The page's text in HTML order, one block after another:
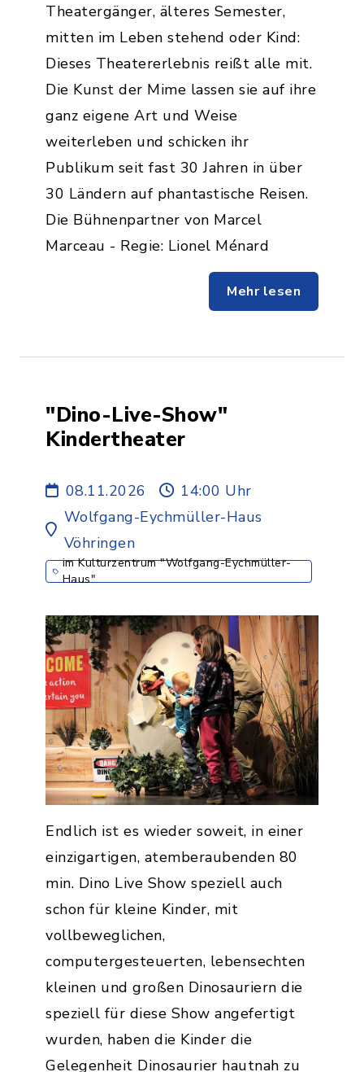
Theatergänger, älteres Semester,
mitten im Leben stehend oder Kind:
Dieses Theatererlebnis reißt alle mit.
Die Kunst der Mime lassen sie auf ihre
ganz eigene Art und Weise
weiterleben und schicken ihr
Publikum seit fast 30 Jahren in über
30 Ländern auf phantastische Reisen.
Die Bühnenpartner von Marcel
Marceau - Regie: Lionel Ménard
Mehr lesen
"Dino-Live-Show"
Kindertheater
08.11.2026
14:00 Uhr
Wolfgang-Eychmüller-Haus
Vöhringen
im Kulturzentrum "Wolfgang-Eychmüller-
Haus"
Endlich ist es wieder soweit, in einer
einzigartigen, atemberaubenden 80
min. Dino Live Show speziell auch
schon für kleine Kinder, mit
vollbeweglichen,
computergesteuerten, lebensechten
kleinen und großen Dinosauriern die
speziell für diese Show angefertigt
wurden, haben die Kinder die
Gelegenheit Dinosaurier hautnah zu